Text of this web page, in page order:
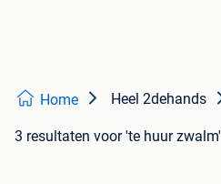
Home Heel 2dehands
3 resultaten voor 'te huur zwalm'